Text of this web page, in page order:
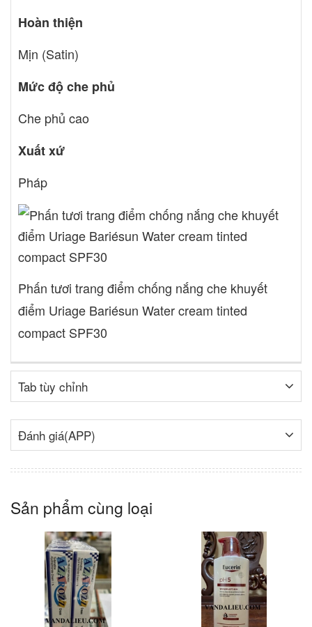
Hoàn thiện
Mịn (Satin)
Mức độ che phủ
Che phủ cao
Xuất xứ
Pháp
Phấn tươi trang điểm chống nắng che khuyết
điểm Uriage Bariésun Water cream tinted
compact SPF30
Tab tùy chỉnh
Đánh giá(APP)
Sản phẩm cùng loại